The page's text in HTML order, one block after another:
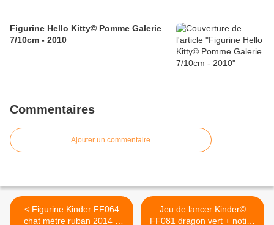
Figurine Hello Kitty© Pomme Galerie
7/10cm - 2010
Commentaires
Ajouter un commentaire
< Figurine Kinder FF064
chat mètre ruban 2014 +
Jeu de lancer Kinder©
FF081 dragon vert + notice